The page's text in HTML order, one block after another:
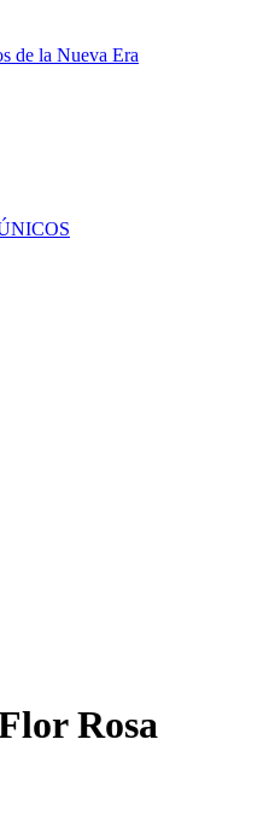
de la Nueva Era
Rosa